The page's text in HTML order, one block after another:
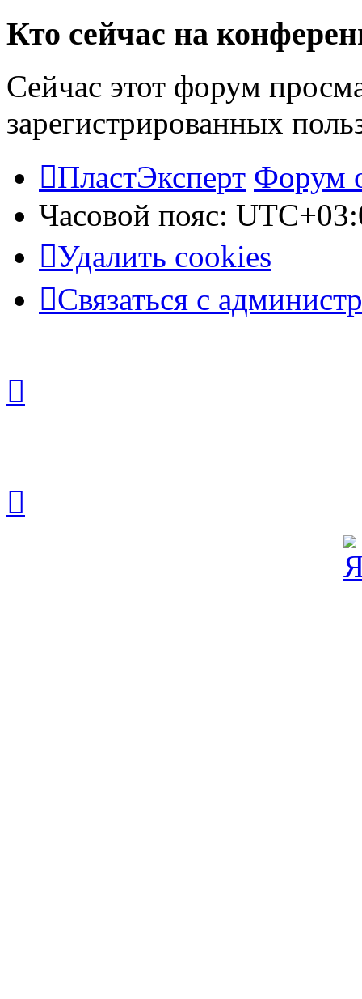
Кто сейчас на
Сейчас этот форум
зарегистрированных
ПластЭксперт Форум
Часовой пояс:
Удалить cookies
Связаться с